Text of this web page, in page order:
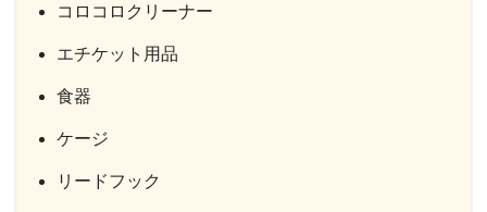
コロコロクリーナー
エチケット用品
食器
ケージ
リードフック